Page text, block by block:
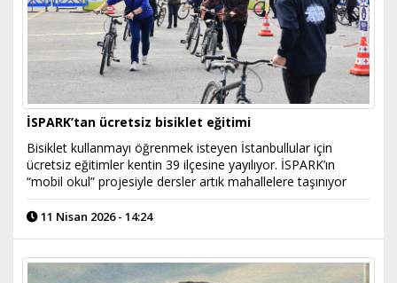
İSPARK’tan ücretsiz bisiklet eğitimi
Bisiklet kullanmayı öğrenmek isteyen İstanbullular için
ücretsiz eğitimler kentin 39 ilçesine yayılıyor. İSPARK’ın
“mobil okul” projesiyle dersler artık mahallelere taşınıyor
11 Nisan 2026 - 14:24